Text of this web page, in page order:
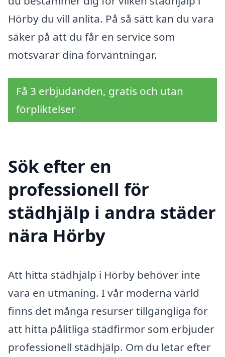
Hörby du vill anlita. På så sätt kan du vara
säker på att du får en service som
motsvarar dina förväntningar.
Få 3 erbjudanden, gratis och utan
förpliktelser
Sök efter en
professionell för
städhjälp i andra städer
nära Hörby
Att hitta städhjälp i Hörby behöver inte
vara en utmaning. I vår moderna värld
finns det många resurser tillgängliga för
att hitta pålitliga städfirmor som erbjuder
professionell städhjälp. Om du letar efter